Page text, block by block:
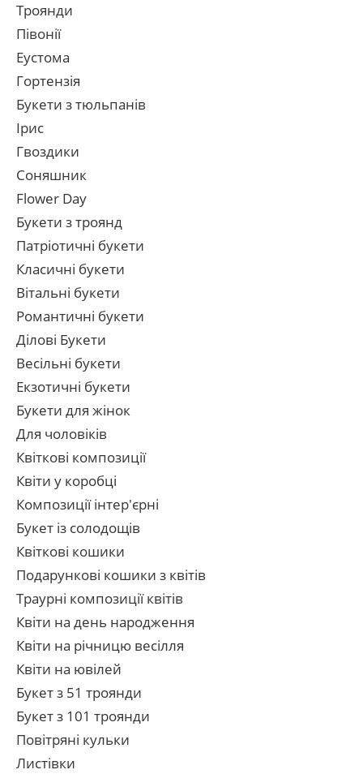
Троянди
Півонії
Еустома
Гортензія
Букети з тюльпанів
Ірис
Гвоздики
Соняшник
Flower Day
Букети з троянд
Патріотичні букети
Класичні букети
Вітальні букети
Романтичні букети
Ділові Букети
Весільні букети
Екзотичні букети
Букети для жінок
Для чоловіків
Квіткові композиції
Квіти у коробці
Композиції інтер'єрні
Букет із солодощів
Квіткові кошики
Подарункові кошики з квітів
Траурні композиції квітів
Квіти на день народження
Квіти на річницю весілля
Квіти на ювілей
Букет з 51 троянди
Букет з 101 троянди
Повітряні кульки
Листівки